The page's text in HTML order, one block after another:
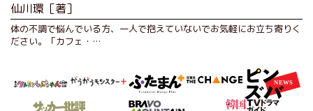
仙川環［著］
体の不調で悩んでいる方、一人で抱えていないでお気軽にお立ち寄りく
ださい。「カフェ・…